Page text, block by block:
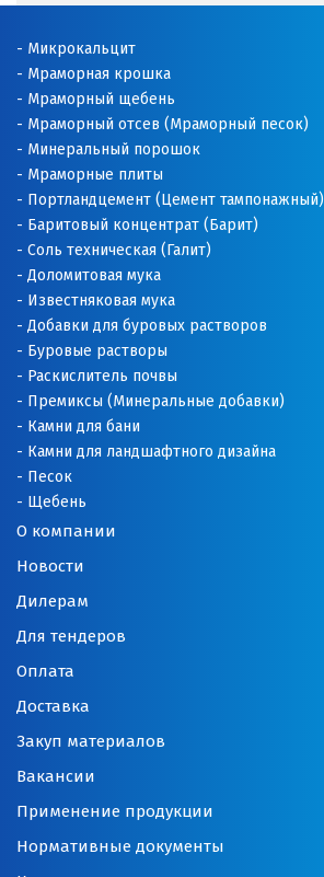
О компании
Новости
Дилерам
Для тендеров
Оплата
Доставка
Закуп материалов
Вакансии
Применение продукции
Нормативные документы
Микрокальцит
Мраморная крошка
Мраморный щебень
Мраморный отсев (Мраморный песок)
Минеральный порошок
Мраморные плиты
Портландцемент (Цемент тампонажный)
Баритовый концентрат (Барит)
Соль техническая (Галит)
Доломитовая мука
Известняковая мука
Добавки для буровых растворов
Буровые растворы
Раскислитель почвы
Премиксы (Минеральные добавки)
Камни для бани
Камни для ландшафтного дизайна
Песок
Щебень